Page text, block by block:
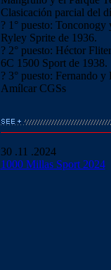
Clasicación parcial del
? 1° puesto:
Ryley Sprite de 1936.
? 2° puesto: Héctor
6C 1500 Sport de 1938.
? 3° puesto: Fernando
Amílcar CGSs
30 .11 .2024
1000 Millas Sport 2024